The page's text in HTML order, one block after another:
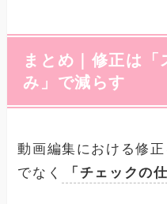
まとめ｜修正は「
み」で減らす
動画編集における修
でなく
「チェックの